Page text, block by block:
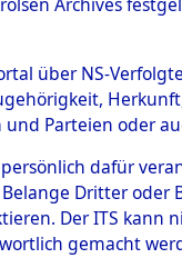
über NS-
Parteien oder
dafür
Dritter
Der ITS
gemacht